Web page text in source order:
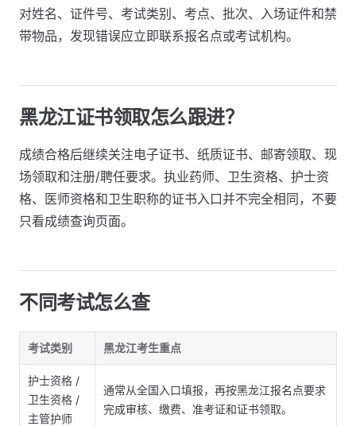
对姓名、证件号、考试类别、考点、批次、入场证件和禁
带物品，发现错误应立即联系报名点或考试机构。
黑龙江证书领取怎么跟进？
成绩合格后继续关注电子证书、纸质证书、邮寄领取、现
场领取和注册/聘任要求。执业药师、卫生资格、护士资
格、医师资格和卫生职称的证书入口并不完全相同，不要
只看成绩查询页面。
不同考试怎么查
考试类别 黑龙江考生重点
护士资格 /
卫生资格 /
主管护师
通常从全国入口填报，再按黑龙江报名点要求
完成审核、缴费、准考证和证书领取。